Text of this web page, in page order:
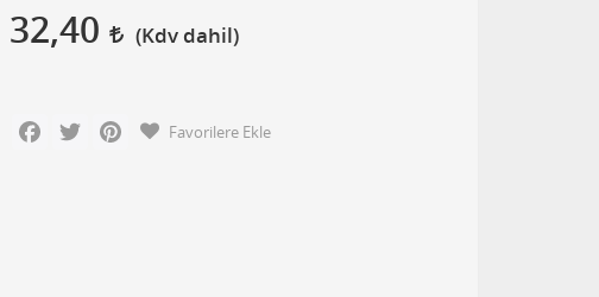
32,40
Facebook
Twitter PinterestFavorilere Ekle